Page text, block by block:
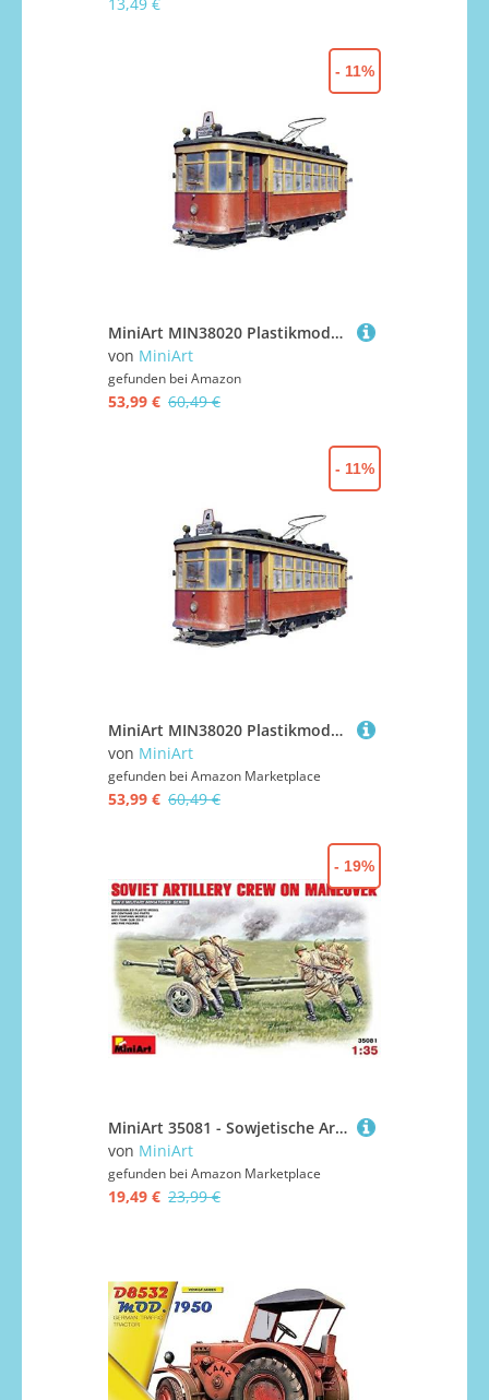
MiniArt MIN38020 Plastikmodellbausatz, Verschieden
von MiniArt
gefunden bei Amazon
53,99 € 60,49 €
- 11%
MiniArt MIN38020 Plastikmodellbausatz, Verschieden
von MiniArt
gefunden bei Amazon Marketplace
53,99 € 60,49 €
- 11%
MiniArt 35081 - Sowjetische Artillerie-Besatzung
von MiniArt
gefunden bei Amazon Marketplace
19,49 € 23,99 €
- 19%